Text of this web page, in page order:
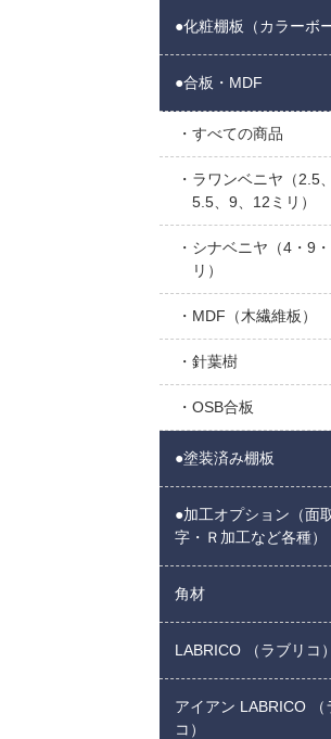
●化粧棚板（カラーボ
●合板・MDF
すべての商品
ラワンベニヤ（2.5
5.5、9、12ミリ）
シナベニヤ（4・9
リ）
MDF（木繊維板）
針葉樹
OSB合板
●塗装済み棚板
●加工オプション（面
字・Ｒ加工など各種）
角材
LABRICO （ラブリコ）
アイアン LABRICO （
コ）